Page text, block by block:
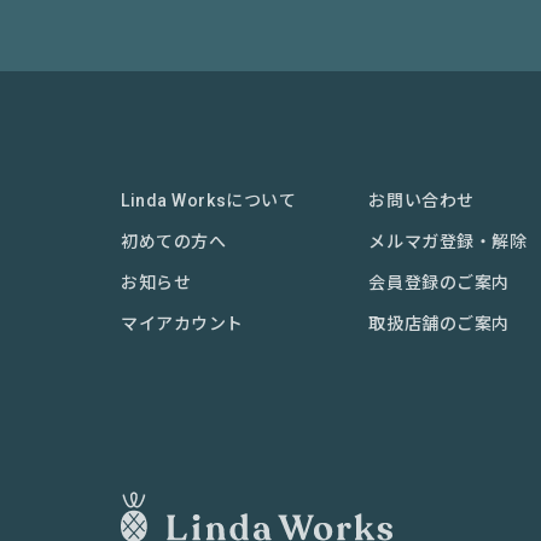
Linda Worksについて
初めての方へ
お知らせ
マイアカウント
お問い合わせ
メルマガ登録・解除
会員登録のご案内
取扱店舗のご案内